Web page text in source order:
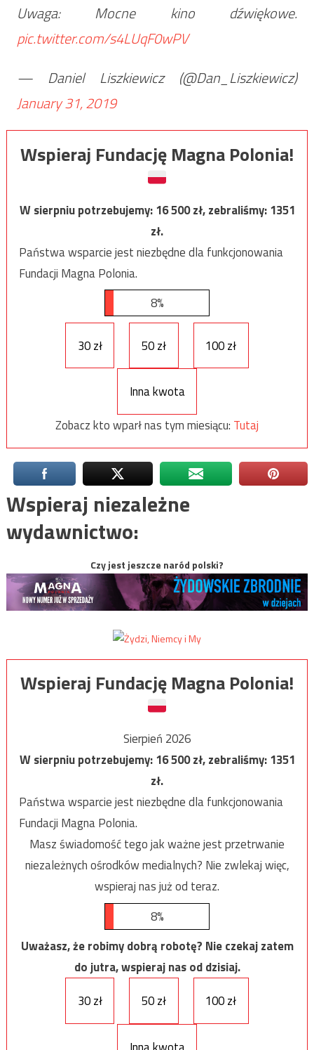
Uwaga: Mocne kino dźwiękowe.
pic.twitter.com/s4LUqF0wPV
— Daniel Liszkiewicz (@Dan_Liszkiewicz)
January 31, 2019
Wspieraj Fundację Magna Polonia!
W sierpniu potrzebujemy:16 500zł, zebraliśmy:1351
zł.
Państwa wsparcie jest niezbędne dla funkcjonowania
Fundacji Magna Polonia.
8%
30 zł 50 zł 100 zł
Inna kwota
Zobacz kto wparł nas tym miesiącu: Tutaj
Wspieraj niezależne
wydawnictwo:
Czy jest jeszcze naród polski?
Wspieraj Fundację Magna Polonia!
Sierpień 2026
W sierpniu potrzebujemy:16 500zł, zebraliśmy:1351
zł.
Państwa wsparcie jest niezbędne dla funkcjonowania
Fundacji Magna Polonia.
Masz świadomość tego jak ważne jest przetrwanie
niezależnych ośrodków medialnych? Nie zwlekaj więc,
wspieraj nas już od teraz.
8%
Uważasz, że robimy dobrą robotę? Nie czekaj zatem
do jutra, wspieraj nas od dzisiaj.
30 zł
50 zł 100 zł